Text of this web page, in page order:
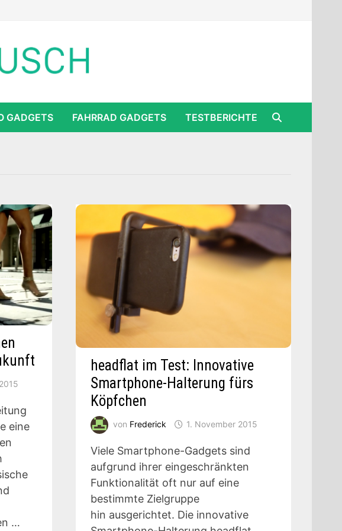
GADGETS FAHRRAD GADGETS TESTBERICHTE
eine
…
headflat im Test: Innovative
Smartphone-Halterung fürs
Köpfchen
von Frederick 1. November 2015
Viele Smartphone-Gadgets sind
aufgrund ihrer eingeschränkten
Funktionalität oft nur auf eine
bestimmte Zielgruppe
hin ausgerichtet. Die innovative